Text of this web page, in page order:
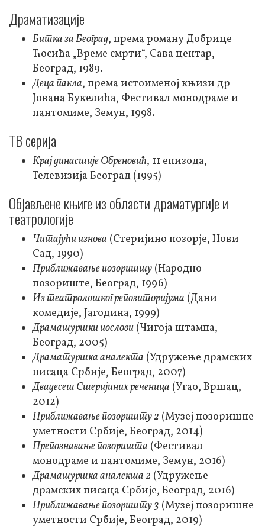
Драматизације
Битка за Београд, према роману Добрице
Ћосића „Време смрти“, Сава центар,
Београд, 1989.
Деца пакла, према истоименој књизи др
Јована Букелића, Фестивал монодраме и
пантомиме, Земун, 1998.
ТВ серија
Крај династије Обреновић, 11 епизода,
Телевизија Београд (1995)
Објављене књиге из области драматургије и
театрологије
Читајући изнова (Стеријино позорје, Нови
Сад, 1990)
Приближавање позоришту (Народно
позориште, Београд, 1996)
Из театролошког репозиторијума (Дани
комедије, Јагодина, 1999)
Драматуршки послови (Чигоја штампа,
Београд, 2005)
Драматуршка аналекта (Удружење драмских
писаца Србије, Београд, 2007)
Двадесет Стеријиних реченица (Угао, Вршац,
2012)
Приближавање позоришту 2 (Музеј позоришне
уметности Србије, Београд, 2014)
Препознавање позоришта (Фестивал
монодраме и пантомиме, Земун, 2016)
Драматуршка аналекта 2 (Удружење
драмских писаца Србије, Београд, 2016)
Приближавање позоришту 3 (Музеј позоришне
уметности Србије, Београд, 2019)